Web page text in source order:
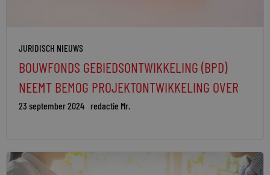
JURIDISCH NIEUWS
BOUWFONDS GEBIEDSONTWIKKELING (BPD)
NEEMT BEMOG PROJEKTONTWIKKELING OVER
23 september 2024 redactie Mr.